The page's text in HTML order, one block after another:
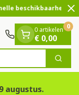
beschikbaarheid
Zoek
0 artikelen
€ 0,00
0
augustus.